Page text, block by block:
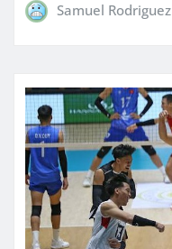
Samuel Rodriguez